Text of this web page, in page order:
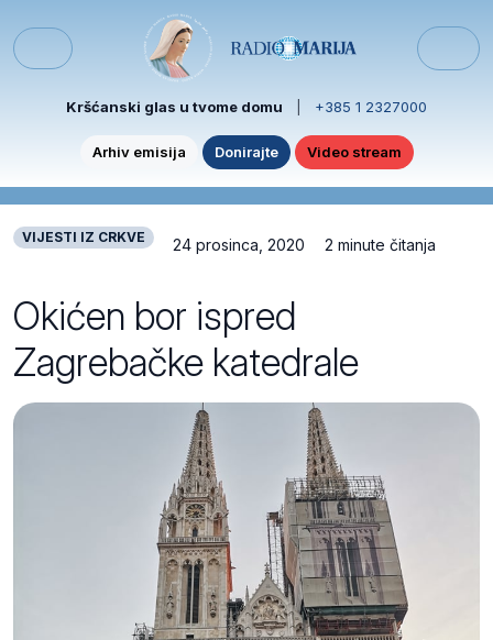
Menu
Kršćanski glas u tvome domu +385 1 2327000
Arhiv emisija Donirajte Video stream
VIJESTI IZ CRKVE 24 prosinca, 2020 2 minute čitanja
Okićen bor ispred
Zagrebačke katedrale